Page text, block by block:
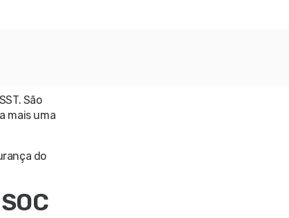
São
mais uma
do